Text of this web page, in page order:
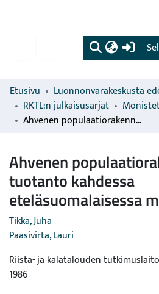
Etusivu
RKTL:n julkaisusarjat
Ahvenen populaatiorakenne, kasvu ja tuotanto kahdessa eteläsuomalaisessa metsäjärvessä
Ahvenen
tuotanto kahdessa
eteläsuomalaisessa
Tikka, Juha
Paasivirta, Lauri
Riista- ja kalatalouden
1986